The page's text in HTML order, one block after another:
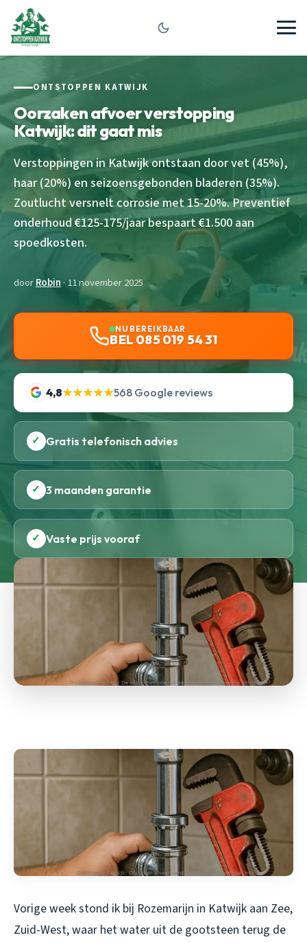
ONTSTOPPEN KATWIJK
Oorzaken afvoer verstopping
Katwijk: dit gaat mis
Verstoppingen in Katwijk ontstaan door vet (45%),
haar (20%) en seizoensgebonden bladeren (35%).
Zoutlucht versnelt corrosie met 15-20%. Preventief
onderhoud €125-175/jaar bespaart €1.500 aan
spoedkosten.
doorRobin · 11 november 2025
NU BEREIKBAAR
BEL 085 019 54 31
4,8★★★★★568 Google reviews
✓ Gratis telefonisch advies
✓ 3 maanden garantie
✓ Vaste prijs vooraf
Vorige week stond ik bij Rozemarijn in Katwijk aan Zee,
Zuid-West, waar het water uit de gootsteen terug de